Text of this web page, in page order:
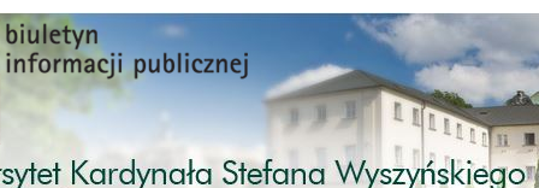
Przejdź do treści